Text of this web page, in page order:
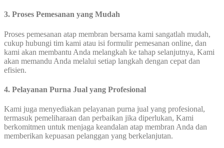
3. Proses Pemesanan yang Mudah
Proses pemesanan atap membran bersama kami sangatlah mudah,
cukup hubungi tim kami atau isi formulir pemesanan online, dan
kami akan membantu Anda melangkah ke tahap selanjutnya, Kami
akan memandu Anda melalui setiap langkah dengan cepat dan
efisien.
4. Pelayanan Purna Jual yang Profesional
Kami juga menyediakan pelayanan purna jual yang profesional,
termasuk pemeliharaan dan perbaikan jika diperlukan, Kami
berkomitmen untuk menjaga keandalan atap membran Anda dan
memberikan kepuasan pelanggan yang berkelanjutan.